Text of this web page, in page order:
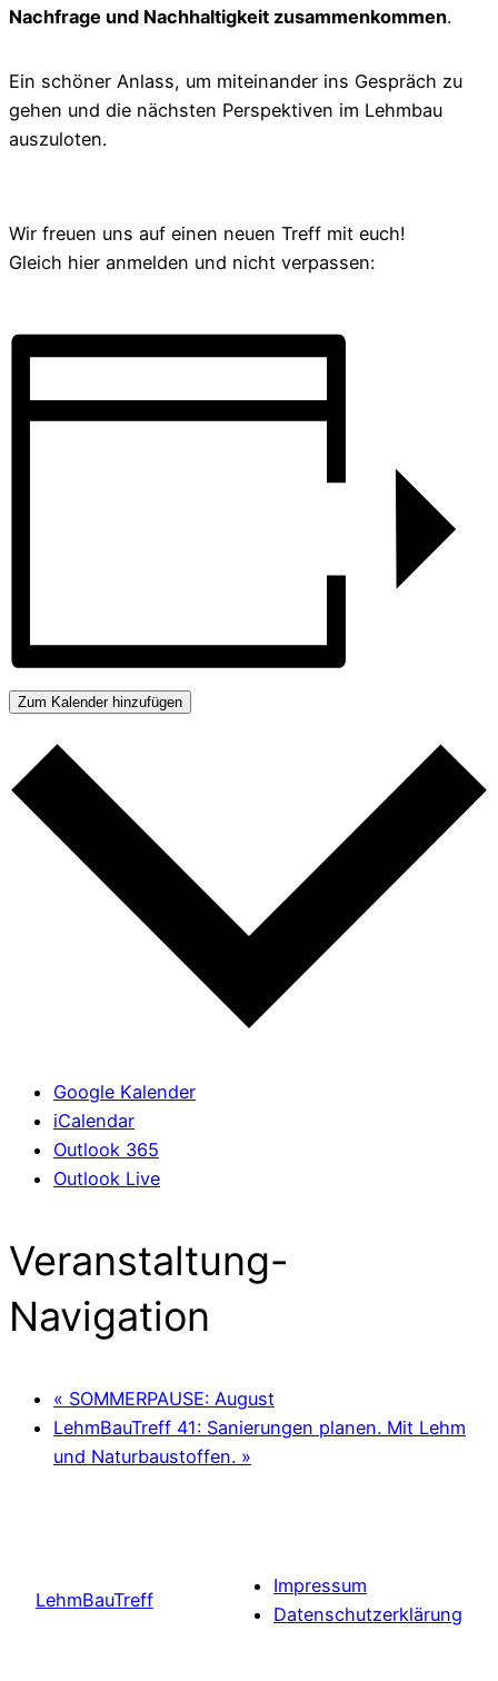
Nachfrage und Nachhaltigkeit zusammenkommen.
Ein schöner Anlass, um miteinander ins Gespräch zu
gehen und die nächsten Perspektiven im Lehmbau
auszuloten.
Wir freuen uns auf einen neuen Treff mit euch!
Gleich hier anmelden und nicht verpassen:
Zum Kalender hinzufügen
Google Kalender
iCalendar
Outlook 365
Outlook Live
Veranstaltung-
Navigation
« SOMMERPAUSE: August
LehmBauTreff 41: Sanierungen planen. Mit Lehm
und Naturbaustoffen. »
LehmBauTreff
Impressum
Datenschutzerklärung